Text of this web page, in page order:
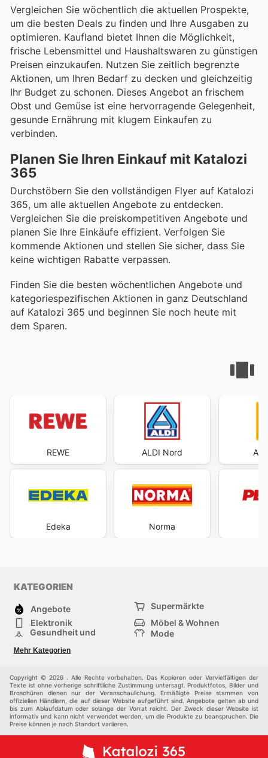
Vergleichen Sie wöchentlich die aktuellen Prospekte,
um die besten Deals zu finden und Ihre Ausgaben zu
optimieren. Kaufland bietet Ihnen die Möglichkeit,
frische Lebensmittel und Haushaltswaren zu günstigen
Preisen einzukaufen. Nutzen Sie zeitlich begrenzte
Aktionen, um Ihren Bedarf zu decken und gleichzeitig
Ihr Budget zu schonen. Dieses Angebot an frischem
Obst und Gemüse ist eine hervorragende Gelegenheit,
gesunde Ernährung mit klugem Einkaufen zu
verbinden.
Planen Sie Ihren Einkauf mit Katalozi
365
Durchstöbern Sie den vollständigen Flyer auf Katalozi
365, um alle aktuellen Angebote zu entdecken.
Vergleichen Sie die preiskompetitiven Angebote und
planen Sie Ihre Einkäufe effizient. Verfolgen Sie
kommende Aktionen und stellen Sie sicher, dass Sie
keine wichtigen Rabatte verpassen.
Finden Sie die besten wöchentlichen Angebote und
kategoriespezifischen Aktionen in ganz Deutschland
auf Katalozi 365 und beginnen Sie noch heute mit
dem Sparen.
REWE
Edeka
ALDI Nord
Norma
KATEGORIEN
Angebote
Supermärkte
Elektronik
Möbel & Wohnen
Gesundheit und
Mode
Sportartikel und
Sportbekleidung
Einkaufzentren
Andere
Mehr Kategorien
Copyright © 2026 . Alle Rechte vorbehalten. Das Kopieren oder Vervielfältigen der
Texte ist ohne vorherige schriftliche Zustimmung untersagt. Produktfotos, Bilder und
Broschüren dienen nur der Veranschaulichung. Ermäßigte Preise stammen von
offiziellen Händlern, die auf dieser Website aufgeführt sind. Angebote gelten ab und
bis zum Ablaufdatum oder solange der Vorrat reicht. Der Zweck dieser Website ist
informativ und kann nicht verwendet werden, um die Produkte zu beanspruchen. Die
Preise können je nach Standort variieren.